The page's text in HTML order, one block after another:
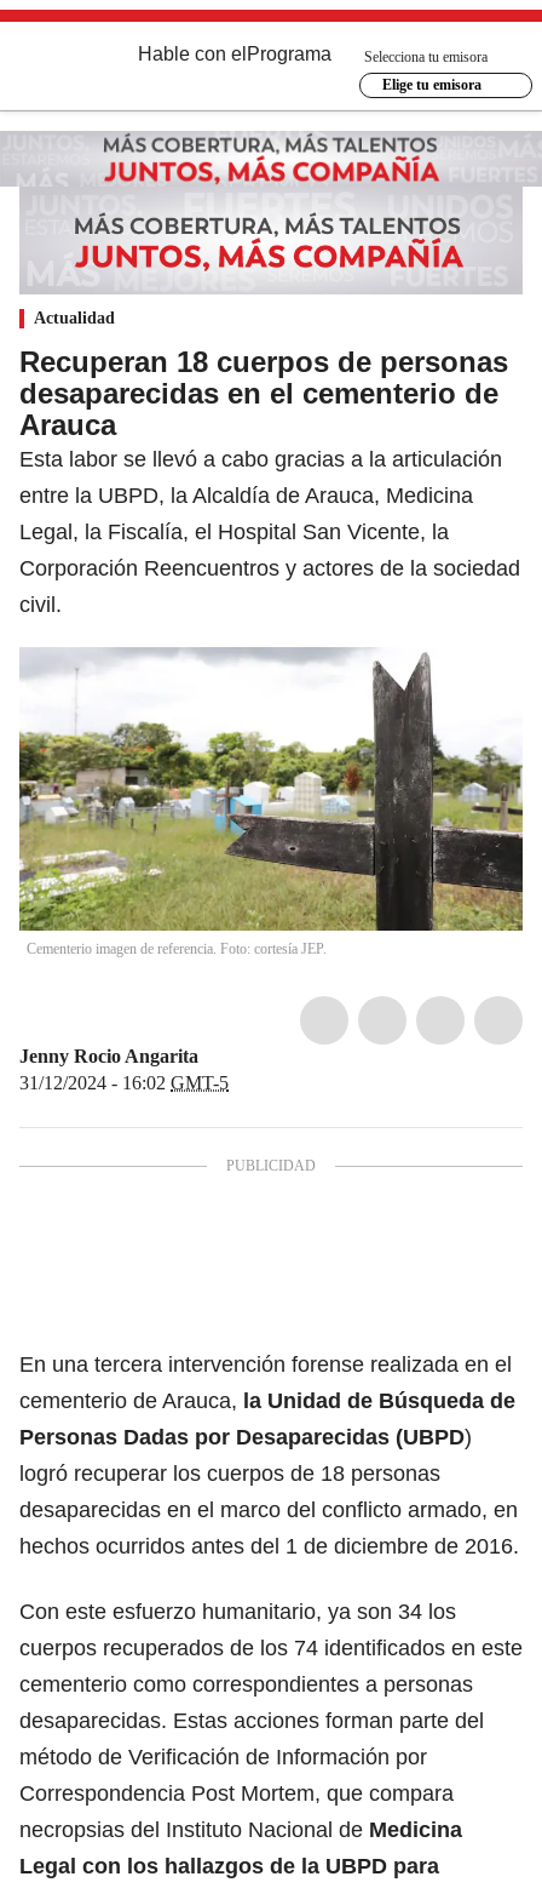
Hable con el Programa
Selecciona tu emisora
Elige tu emisora
Actualidad
Recuperan 18 cuerpos de personas
desaparecidas en el cementerio de
Arauca
Esta labor se llevó a cabo gracias a la articulación
entre la UBPD, la Alcaldía de Arauca, Medicina
Legal, la Fiscalía, el Hospital San Vicente, la
Corporación Reencuentros y actores de la sociedad
civil.
Cementerio imagen de referencia. Foto: cortesía JEP.
Jenny Rocio Angarita
31/12/2024 - 16:02 GMT-5
En una tercera intervención forense realizada en el
cementerio de Arauca, la Unidad de Búsqueda de
Personas Dadas por Desaparecidas (UBPD)
logró recuperar los cuerpos de 18 personas
desaparecidas en el marco del conflicto armado, en
hechos ocurridos antes del 1 de diciembre de 2016.
Con este esfuerzo humanitario, ya son 34 los
cuerpos recuperados de los 74 identificados en este
cementerio como correspondientes a personas
desaparecidas. Estas acciones forman parte del
método de Verificación de Información por
Correspondencia Post Mortem, que compara
necropsias del Instituto Nacional de Medicina
Legal con los hallazgos de la UBPD para